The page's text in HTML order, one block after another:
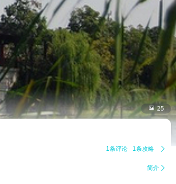
 25
1条评论 1条攻略 
简介 